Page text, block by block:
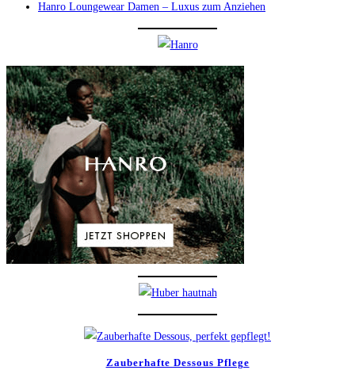
Hanro Loungewear Damen – Luxus zum Anziehen
Zauberhafte Dessous Pflege